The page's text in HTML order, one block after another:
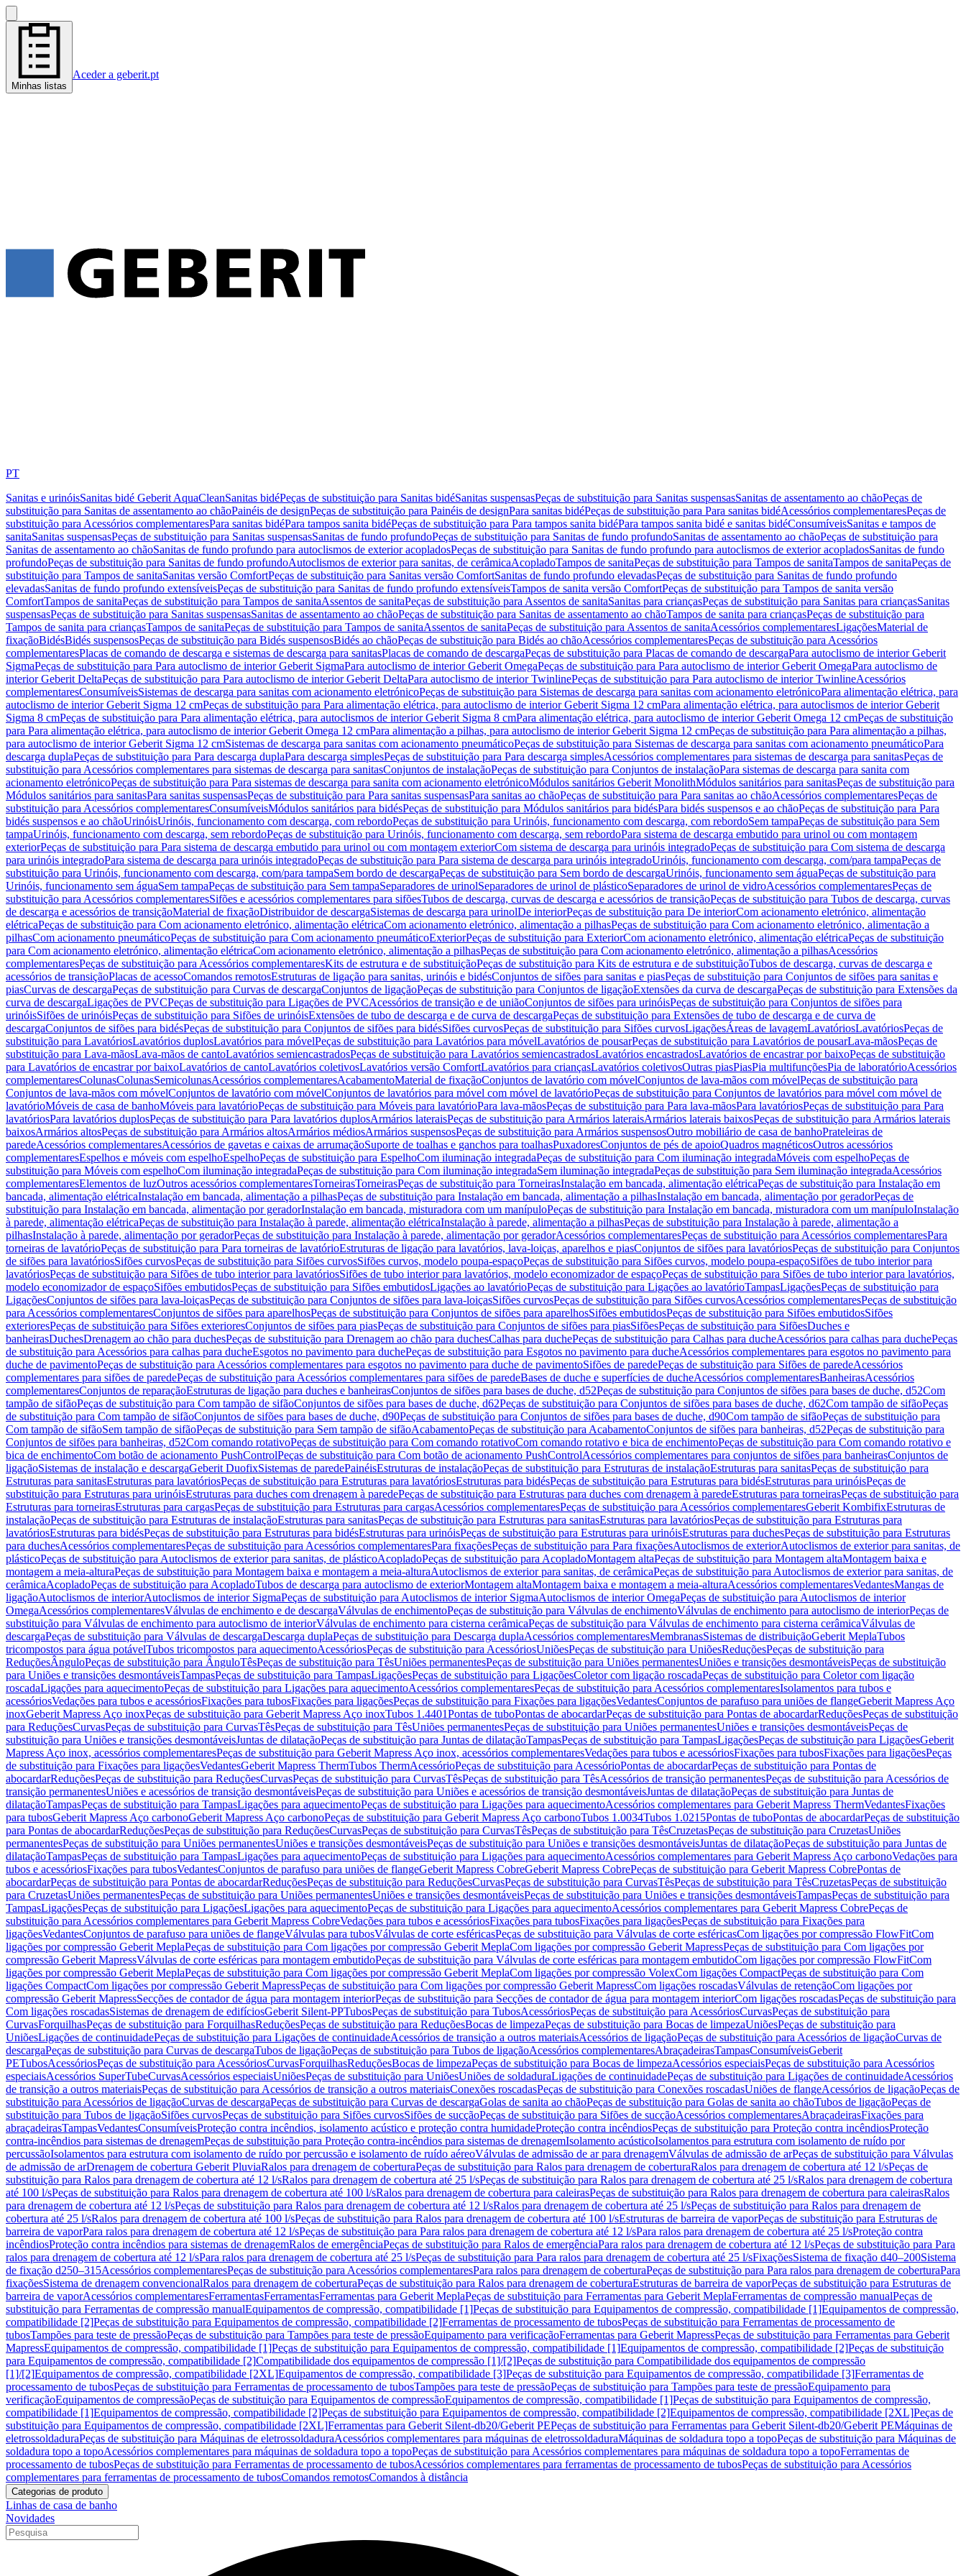
Minhas listas
Aceder a geberit.pt
PT
Sanitas e urinóisSanitas bidé Geberit AquaCleanSanitas bidéPeças de substituição para Sanitas bidéSanitas suspensasPeças de substituição para Sanitas suspensasSanitas de assentamento ao chãoPeças de
substituição para Sanitas de assentamento ao chãoPainéis de designPeças de substituição para Painéis de designPara sanitas bidéPeças de substituição para Para sanitas bidéAcessórios complementaresPeças de
substituição para Acessórios complementaresPara sanitas bidéPara tampos sanita bidéPeças de substituição para Para tampos sanita bidéPara tampos sanita bidé e sanitas bidéConsumíveisSanitas e tampos de
sanitaSanitas suspensasPeças de substituição para Sanitas suspensasSanitas de fundo profundoPeças de substituição para Sanitas de fundo profundoSanitas de assentamento ao chãoPeças de substituição para
Sanitas de assentamento ao chãoSanitas de fundo profundo para autoclismos de exterior acopladosPeças de substituição para Sanitas de fundo profundo para autoclismos de exterior acopladosSanitas de fundo
profundoPeças de substituição para Sanitas de fundo profundoAutoclismos de exterior para sanitas, de cerâmicaAcopladoTampos de sanitaPeças de substituição para Tampos de sanitaTampos de sanitaPeças de
substituição para Tampos de sanitaSanitas versão ComfortPeças de substituição para Sanitas versão ComfortSanitas de fundo profundo elevadasPeças de substituição para Sanitas de fundo profundo
elevadasSanitas de fundo profundo extensíveisPeças de substituição para Sanitas de fundo profundo extensíveisTampos de sanita versão ComfortPeças de substituição para Tampos de sanita versão
ComfortTampos de sanitaPeças de substituição para Tampos de sanitaAssentos de sanitaPeças de substituição para Assentos de sanitaSanitas para criançasPeças de substituição para Sanitas para criançasSanitas
suspensasPeças de substituição para Sanitas suspensasSanitas de assentamento ao chãoPeças de substituição para Sanitas de assentamento ao chãoTampos de sanita para criançasPeças de substituição para
Tampos de sanita para criançasTampos de sanitaPeças de substituição para Tampos de sanitaAssentos de sanitaPeças de substituição para Assentos de sanitaAcessórios complementaresLigaçõesMaterial de
fixaçãoBidésBidés suspensosPeças de substituição para Bidés suspensosBidés ao chãoPeças de substituição para Bidés ao chãoAcessórios complementaresPeças de substituição para Acessórios
complementaresPlacas de comando de descarga e sistemas de descarga para sanitasPlacas de comando de descargaPeças de substituição para Placas de comando de descargaPara autoclismo de interior Geberit
SigmaPeças de substituição para Para autoclismo de interior Geberit SigmaPara autoclismo de interior Geberit OmegaPeças de substituição para Para autoclismo de interior Geberit OmegaPara autoclismo de
interior Geberit DeltaPeças de substituição para Para autoclismo de interior Geberit DeltaPara autoclismo de interior TwinlinePeças de substituição para Para autoclismo de interior TwinlineAcessórios
complementaresConsumíveisSistemas de descarga para sanitas com acionamento eletrónicoPeças de substituição para Sistemas de descarga para sanitas com acionamento eletrónicoPara alimentação elétrica, para
autoclismo de interior Geberit Sigma 12 cmPeças de substituição para Para alimentação elétrica, para autoclismo de interior Geberit Sigma 12 cmPara alimentação elétrica, para autoclismos de interior Geberit
Sigma 8 cmPeças de substituição para Para alimentação elétrica, para autoclismos de interior Geberit Sigma 8 cmPara alimentação elétrica, para autoclismo de interior Geberit Omega 12 cmPeças de substituição
para Para alimentação elétrica, para autoclismo de interior Geberit Omega 12 cmPara alimentação a pilhas, para autoclismo de interior Geberit Sigma 12 cmPeças de substituição para Para alimentação a pilhas,
para autoclismo de interior Geberit Sigma 12 cmSistemas de descarga para sanitas com acionamento pneumáticoPeças de substituição para Sistemas de descarga para sanitas com acionamento pneumáticoPara
descarga duplaPeças de substituição para Para descarga duplaPara descarga simplesPeças de substituição para Para descarga simplesAcessórios complementares para sistemas de descarga para sanitasPeças de
substituição para Acessórios complementares para sistemas de descarga para sanitasConjuntos de instalaçãoPeças de substituição para Conjuntos de instalaçãoPara sistemas de descarga para sanita com
acionamento eletrónicoPeças de substituição para Para sistemas de descarga para sanita com acionamento eletrónicoMódulos sanitários Geberit MonolithMódulos sanitários para sanitasPeças de substituição para
Módulos sanitários para sanitasPara sanitas suspensasPeças de substituição para Para sanitas suspensasPara sanitas ao chãoPeças de substituição para Para sanitas ao chãoAcessórios complementaresPeças de
substituição para Acessórios complementaresConsumíveisMódulos sanitários para bidésPeças de substituição para Módulos sanitários para bidésPara bidés suspensos e ao chãoPeças de substituição para Para
bidés suspensos e ao chãoUrinóisUrinóis, funcionamento com descarga, com rebordoPeças de substituição para Urinóis, funcionamento com descarga, com rebordoSem tampaPeças de substituição para Sem
tampaUrinóis, funcionamento com descarga, sem rebordoPeças de substituição para Urinóis, funcionamento com descarga, sem rebordoPara sistema de descarga embutido para urinol ou com montagem
exteriorPeças de substituição para Para sistema de descarga embutido para urinol ou com montagem exteriorCom sistema de descarga para urinóis integradoPeças de substituição para Com sistema de descarga
para urinóis integradoPara sistema de descarga para urinóis integradoPeças de substituição para Para sistema de descarga para urinóis integradoUrinóis, funcionamento com descarga, com/para tampaPeças de
substituição para Urinóis, funcionamento com descarga, com/para tampaSem bordo de descargaPeças de substituição para Sem bordo de descargaUrinóis, funcionamento sem águaPeças de substituição para
Urinóis, funcionamento sem águaSem tampaPeças de substituição para Sem tampaSeparadores de urinolSeparadores de urinol de plásticoSeparadores de urinol de vidroAcessórios complementaresPeças de
substituição para Acessórios complementaresSifões e acessórios complementares para sifõesTubos de descarga, curvas de descarga e acessórios de transiçãoPeças de substituição para Tubos de descarga, curvas
de descarga e acessórios de transiçãoMaterial de fixaçãoDistribuidor de descargaSistemas de descarga para urinolDe interiorPeças de substituição para De interiorCom acionamento eletrónico, alimentação
elétricaPeças de substituição para Com acionamento eletrónico, alimentação elétricaCom acionamento eletrónico, alimentação a pilhasPeças de substituição para Com acionamento eletrónico, alimentação a
pilhasCom acionamento pneumáticoPeças de substituição para Com acionamento pneumáticoExteriorPeças de substituição para ExteriorCom acionamento eletrónico, alimentação elétricaPeças de substituição
para Com acionamento eletrónico, alimentação elétricaCom acionamento eletrónico, alimentação a pilhasPeças de substituição para Com acionamento eletrónico, alimentação a pilhasAcessórios
complementaresPeças de substituição para Acessórios complementaresKits de estrutura e de substituiçãoPeças de substituição para Kits de estrutura e de substituiçãoTubos de descarga, curvas de descarga e
acessórios de transiçãoPlacas de acessoComandos remotosEstruturas de ligação para sanitas, urinóis e bidésConjuntos de sifões para sanitas e piasPeças de substituição para Conjuntos de sifões para sanitas e
piasCurvas de descargaPeças de substituição para Curvas de descargaConjuntos de ligaçãoPeças de substituição para Conjuntos de ligaçãoExtensões da curva de descargaPeças de substituição para Extensões da
curva de descargaLigações de PVCPeças de substituição para Ligações de PVCAcessórios de transição e de uniãoConjuntos de sifões para urinóisPeças de substituição para Conjuntos de sifões para
urinóisSifões de urinóisPeças de substituição para Sifões de urinóisExtensões de tubo de descarga e de curva de descargaPeças de substituição para Extensões de tubo de descarga e de curva de
descargaConjuntos de sifões para bidésPeças de substituição para Conjuntos de sifões para bidésSifões curvosPeças de substituição para Sifões curvosLigaçõesÁreas de lavagemLavatóriosLavatóriosPeças de
substituição para LavatóriosLavatórios duplosLavatórios para móvelPeças de substituição para Lavatórios para móvelLavatórios de pousarPeças de substituição para Lavatórios de pousarLava-mãosPeças de
substituição para Lava-mãosLava-mãos de cantoLavatórios semiencastradosPeças de substituição para Lavatórios semiencastradosLavatórios encastradosLavatórios de encastrar por baixoPeças de substituição
para Lavatórios de encastrar por baixoLavatórios de cantoLavatórios coletivosLavatórios versão ComfortLavatórios para criançasLavatórios coletivosOutras piasPiasPia multifunçõesPia de laboratórioAcessórios
complementaresColunasColunasSemicolunasAcessórios complementaresAcabamentoMaterial de fixaçãoConjuntos de lavatório com móvelConjuntos de lava-mãos com móvelPeças de substituição para
Conjuntos de lava-mãos com móvelConjuntos de lavatório com móvelConjuntos de lavatórios para móvel com móvel de lavatórioPeças de substituição para Conjuntos de lavatórios para móvel com móvel de
lavatórioMóveis de casa de banhoMóveis para lavatórioPeças de substituição para Móveis para lavatórioPara lava-mãosPeças de substituição para Para lava-mãosPara lavatóriosPeças de substituição para Para
lavatóriosPara lavatórios duplosPeças de substituição para Para lavatórios duplosArmários lateraisPeças de substituição para Armários lateraisArmários laterais baixosPeças de substituição para Armários laterais
baixosArmários altosPeças de substituição para Armários altosArmários médiosArmários suspensosPeças de substituição para Armários suspensosOutro mobiliário de casa de banhoPrateleiras de
paredeAcessórios complementaresAcessórios de gavetas e caixas de arrumaçãoSuporte de toalhas e ganchos para toalhasPuxadoresConjuntos de pés de apoioQuadros magnéticosOutros acessórios
complementaresEspelhos e móveis com espelhoEspelhoPeças de substituição para EspelhoCom iluminação integradaPeças de substituição para Com iluminação integradaMóveis com espelhoPeças de
substituição para Móveis com espelhoCom iluminação integradaPeças de substituição para Com iluminação integradaSem iluminação integradaPeças de substituição para Sem iluminação integradaAcessórios
complementaresElementos de luzOutros acessórios complementaresTorneirasTorneirasPeças de substituição para TorneirasInstalação em bancada, alimentação elétricaPeças de substituição para Instalação em
bancada, alimentação elétricaInstalação em bancada, alimentação a pilhasPeças de substituição para Instalação em bancada, alimentação a pilhasInstalação em bancada, alimentação por geradorPeças de
substituição para Instalação em bancada, alimentação por geradorInstalação em bancada, misturadora com um manípuloPeças de substituição para Instalação em bancada, misturadora com um manípuloInstalação
à parede, alimentação elétricaPeças de substituição para Instalação à parede, alimentação elétricaInstalação à parede, alimentação a pilhasPeças de substituição para Instalação à parede, alimentação a
pilhasInstalação à parede, alimentação por geradorPeças de substituição para Instalação à parede, alimentação por geradorAcessórios complementaresPeças de substituição para Acessórios complementaresPara
torneiras de lavatórioPeças de substituição para Para torneiras de lavatórioEstruturas de ligação para lavatórios, lava-loiças, aparelhos e piasConjuntos de sifões para lavatóriosPeças de substituição para Conjuntos
de sifões para lavatóriosSifões curvosPeças de substituição para Sifões curvosSifões curvos, modelo poupa-espaçoPeças de substituição para Sifões curvos, modelo poupa-espaçoSifões de tubo interior para
lavatóriosPeças de substituição para Sifões de tubo interior para lavatóriosSifões de tubo interior para lavatórios, modelo economizador de espaçoPeças de substituição para Sifões de tubo interior para lavatórios,
modelo economizador de espaçoSifões embutidosPeças de substituição para Sifões embutidosLigações ao lavatórioPeças de substituição para Ligações ao lavatórioTampasLigaçõesPeças de substituição para
LigaçõesConjuntos de sifões para lava-loiçasPeças de substituição para Conjuntos de sifões para lava-loiçasSifões curvosPeças de substituição para Sifões curvosAcessórios complementaresPeças de substituição
para Acessórios complementaresConjuntos de sifões para aparelhosPeças de substituição para Conjuntos de sifões para aparelhosSifões embutidosPeças de substituição para Sifões embutidosSifões
exterioresPeças de substituição para Sifões exterioresConjuntos de sifões para piasPeças de substituição para Conjuntos de sifões para piasSifõesPeças de substituição para SifõesDuches e
banheirasDuchesDrenagem ao chão para duchesPeças de substituição para Drenagem ao chão para duchesCalhas para duchePeças de substituição para Calhas para ducheAcessórios para calhas para duchePeças
de substituição para Acessórios para calhas para ducheEsgotos no pavimento para duchePeças de substituição para Esgotos no pavimento para ducheAcessórios complementares para esgotos no pavimento para
duche de pavimentoPeças de substituição para Acessórios complementares para esgotos no pavimento para duche de pavimentoSifões de paredePeças de substituição para Sifões de paredeAcessórios
complementares para sifões de paredePeças de substituição para Acessórios complementares para sifões de paredeBases de duche e superfícies de ducheAcessórios complementaresBanheirasAcessórios
complementaresConjuntos de reparaçãoEstruturas de ligação para duches e banheirasConjuntos de sifões para bases de duche, d52Peças de substituição para Conjuntos de sifões para bases de duche, d52Com
tampão de sifãoPeças de substituição para Com tampão de sifãoConjuntos de sifões para bases de duche, d62Peças de substituição para Conjuntos de sifões para bases de duche, d62Com tampão de sifãoPeças
de substituição para Com tampão de sifãoConjuntos de sifões para bases de duche, d90Peças de substituição para Conjuntos de sifões para bases de duche, d90Com tampão de sifãoPeças de substituição para
Com tampão de sifãoSem tampão de sifãoPeças de substituição para Sem tampão de sifãoAcabamentoPeças de substituição para AcabamentoConjuntos de sifões para banheiras, d52Peças de substituição para
Conjuntos de sifões para banheiras, d52Com comando rotativoPeças de substituição para Com comando rotativoCom comando rotativo e bica de enchimentoPeças de substituição para Com comando rotativo e
bica de enchimentoCom botão de acionamento PushControlPeças de substituição para Com botão de acionamento PushControlAcessórios complementares para conjuntos de sifões para banheirasConjuntos de
ligaçãoSistemas de instalação e descargaGeberit DuofixSistemas de paredePainéisEstruturas de instalaçãoPeças de substituição para Estruturas de instalaçãoEstruturas para sanitasPeças de substituição para
Estruturas para sanitasEstruturas para lavatóriosPeças de substituição para Estruturas para lavatóriosEstruturas para bidésPeças de substituição para Estruturas para bidésEstruturas para urinóisPeças de
substituição para Estruturas para urinóisEstruturas para duches com drenagem à paredePeças de substituição para Estruturas para duches com drenagem à paredeEstruturas para torneirasPeças de substituição para
Estruturas para torneirasEstruturas para cargasPeças de substituição para Estruturas para cargasAcessórios complementaresPeças de substituição para Acessórios complementaresGeberit KombifixEstruturas de
instalaçãoPeças de substituição para Estruturas de instalaçãoEstruturas para sanitasPeças de substituição para Estruturas para sanitasEstruturas para lavatóriosPeças de substituição para Estruturas para
lavatóriosEstruturas para bidésPeças de substituição para Estruturas para bidésEstruturas para urinóisPeças de substituição para Estruturas para urinóisEstruturas para duchesPeças de substituição para Estruturas
para duchesAcessórios complementaresPeças de substituição para Acessórios complementaresPara fixaçõesPeças de substituição para Para fixaçõesAutoclismos de exteriorAutoclismos de exterior para sanitas, de
plásticoPeças de substituição para Autoclismos de exterior para sanitas, de plásticoAcopladoPeças de substituição para AcopladoMontagem altaPeças de substituição para Montagem altaMontagem baixa e
montagem a meia-alturaPeças de substituição para Montagem baixa e montagem a meia-alturaAutoclismos de exterior para sanitas, de cerâmicaPeças de substituição para Autoclismos de exterior para sanitas, de
cerâmicaAcopladoPeças de substituição para AcopladoTubos de descarga para autoclismo de exteriorMontagem altaMontagem baixa e montagem a meia-alturaAcessórios complementaresVedantesMangas de
ligaçãoAutoclismos de interiorAutoclismos de interior SigmaPeças de substituição para Autoclismos de interior SigmaAutoclismos de interior OmegaPeças de substituição para Autoclismos de interior
OmegaAcessórios complementaresVálvulas de enchimento e de descargaVálvulas de enchimentoPeças de substituição para Válvulas de enchimentoVálvulas de enchimento para autoclismo de interiorPeças de
substituição para Válvulas de enchimento para autoclismo de interiorVálvulas de enchimento para cisterna cerâmicaPeças de substituição para Válvulas de enchimento para cisterna cerâmicaVálvulas de
descargaPeças de substituição para Válvulas de descargaDescarga duplaPeças de substituição para Descarga duplaAcessórios complementaresMembranasSistemas de distribuiçãoGeberit MeplaTubos
tricompostos para água potávelTubos tricompostos para aquecimentoAcessóriosPeças de substituição para AcessóriosUniõesPeças de substituição para UniõesReduçõesPeças de substituição para
ReduçõesÂnguloPeças de substituição para ÂnguloTêsPeças de substituição para TêsUniões permanentesPeças de substituição para Uniões permanentesUniões e transições desmontáveisPeças de substituição
para Uniões e transições desmontáveisTampasPeças de substituição para TampasLigaçõesPeças de substituição para LigaçõesColetor com ligação roscadaPeças de substituição para Coletor com ligação
roscadaLigações para aquecimentoPeças de substituição para Ligações para aquecimentoAcessórios complementaresPeças de substituição para Acessórios complementaresIsolamentos para tubos e
acessóriosVedações para tubos e acessóriosFixações para tubosFixações para ligaçõesPeças de substituição para Fixações para ligaçõesVedantesConjuntos de parafuso para uniões de flangeGeberit Mapress Aço
inoxGeberit Mapress Aço inoxPeças de substituição para Geberit Mapress Aço inoxTubos 1.4401Pontas de tuboPontas de abocardarPeças de substituição para Pontas de abocardarReduçõesPeças de substituição
para ReduçõesCurvasPeças de substituição para CurvasTêsPeças de substituição para TêsUniões permanentesPeças de substituição para Uniões permanentesUniões e transições desmontáveisPeças de
substituição para Uniões e transições desmontáveisJuntas de dilataçãoPeças de substituição para Juntas de dilataçãoTampasPeças de substituição para TampasLigaçõesPeças de substituição para LigaçõesGeberit
Mapress Aço inox, acessórios complementaresPeças de substituição para Geberit Mapress Aço inox, acessórios complementaresVedações para tubos e acessóriosFixações para tubosFixações para ligaçõesPeças
de substituição para Fixações para ligaçõesVedantesGeberit Mapress ThermTubos ThermAcessórioPeças de substituição para AcessórioPontas de abocardarPeças de substituição para Pontas de
abocardarReduçõesPeças de substituição para ReduçõesCurvasPeças de substituição para CurvasTêsPeças de substituição para TêsAcessórios de transição permanentesPeças de substituição para Acessórios de
transição permanentesUniões e acessórios de transição desmontáveisPeças de substituição para Uniões e acessórios de transição desmontáveisJuntas de dilataçãoPeças de substituição para Juntas de
dilataçãoTampasPeças de substituição para TampasLigações para aquecimentoPeças de substituição para Ligações para aquecimentoAcessórios complementares para Geberit Mapress ThermVedantesFixações
para tubosGeberit Mapress Aço carbonoGeberit Mapress Aço carbonoPeças de substituição para Geberit Mapress Aço carbonoTubos 1.0034Tubos 1.0215Pontas de tuboPontas de abocardarPeças de substituição
para Pontas de abocardarReduçõesPeças de substituição para ReduçõesCurvasPeças de substituição para CurvasTêsPeças de substituição para TêsCruzetasPeças de substituição para CruzetasUniões
permanentesPeças de substituição para Uniões permanentesUniões e transições desmontáveisPeças de substituição para Uniões e transições desmontáveisJuntas de dilataçãoPeças de substituição para Juntas de
dilataçãoTampasPeças de substituição para TampasLigações para aquecimentoPeças de substituição para Ligações para aquecimentoAcessórios complementares para Geberit Mapress Aço carbonoVedações para
tubos e acessóriosFixações para tubosVedantesConjuntos de parafuso para uniões de flangeGeberit Mapress CobreGeberit Mapress CobrePeças de substituição para Geberit Mapress CobrePontas de
abocardarPeças de substituição para Pontas de abocardarReduçõesPeças de substituição para ReduçõesCurvasPeças de substituição para CurvasTêsPeças de substituição para TêsCruzetasPeças de substituição
para CruzetasUniões permanentesPeças de substituição para Uniões permanentesUniões e transições desmontáveisPeças de substituição para Uniões e transições desmontáveisTampasPeças de substituição para
TampasLigaçõesPeças de substituição para LigaçõesLigações para aquecimentoPeças de substituição para Ligações para aquecimentoAcessórios complementares para Geberit Mapress CobrePeças de
substituição para Acessórios complementares para Geberit Mapress CobreVedações para tubos e acessóriosFixações para tubosFixações para ligaçõesPeças de substituição para Fixações para
ligaçõesVedantesConjuntos de parafuso para uniões de flangeVálvulas para tubosVálvulas de corte esféricasPeças de substituição para Válvulas de corte esféricasCom ligações por compressão FlowFitCom
ligações por compressão Geberit MeplaPeças de substituição para Com ligações por compressão Geberit MeplaCom ligações por compressão Geberit MapressPeças de substituição para Com ligações por
compressão Geberit MapressVálvulas de corte esféricas para montagem embutidoPeças de substituição para Válvulas de corte esféricas para montagem embutidoCom ligações por compressão FlowFitCom
ligações por compressão Geberit MeplaPeças de substituição para Com ligações por compressão Geberit MeplaCom ligações por compressão VolexCom ligações CompactPeças de substituição para Com
ligações CompactCom ligações por compressão Geberit MapressPeças de substituição para Com ligações por compressão Geberit MapressCom ligações roscadasVálvulas de retençãoCom ligações por
compressão Geberit MapressSecções de contador de água para montagem interiorPeças de substituição para Secções de contador de água para montagem interiorCom ligações roscadasPeças de substituição para
Com ligações roscadasSistemas de drenagem de edifíciosGeberit Silent-PPTubosPeças de substituição para TubosAcessóriosPeças de substituição para AcessóriosCurvasPeças de substituição para
CurvasForquilhasPeças de substituição para ForquilhasReduçõesPeças de substituição para ReduçõesBocas de limpezaPeças de substituição para Bocas de limpezaUniõesPeças de substituição para
UniõesLigações de continuidadePeças de substituição para Ligações de continuidadeAcessórios de transição a outros materiaisAcessórios de ligaçãoPeças de substituição para Acessórios de ligaçãoCurvas de
descargaPeças de substituição para Curvas de descargaTubos de ligaçãoPeças de substituição para Tubos de ligaçãoAcessórios complementaresAbraçadeirasTampasConsumíveisGeberit
PETubosAcessóriosPeças de substituição para AcessóriosCurvasForquilhasReduçõesBocas de limpezaPeças de substituição para Bocas de limpezaAcessórios especiaisPeças de substituição para Acessórios
especiaisAcessórios SuperTubeCurvasAcessórios especiaisUniõesPeças de substituição para UniõesUniões de soldaduraLigações de continuidadePeças de substituição para Ligações de continuidadeAcessórios
de transição a outros materiaisPeças de substituição para Acessórios de transição a outros materiaisConexões roscadasPeças de substituição para Conexões roscadasUniões de flangeAcessórios de ligaçãoPeças de
substituição para Acessórios de ligaçãoCurvas de descargaPeças de substituição para Curvas de descargaGolas de sanita ao chãoPeças de substituição para Golas de sanita ao chãoTubos de ligaçãoPeças de
substituição para Tubos de ligaçãoSifões curvosPeças de substituição para Sifões curvosSifões de sucçãoPeças de substituição para Sifões de sucçãoAcessórios complementaresAbraçadeirasFixações para
abraçadeirasTampasVedantesConsumíveisProteção contra incêndios, isolamento acústico e proteção contra humidadeProteção contra incêndiosPeças de substituição para Proteção contra incêndiosProteção
contra-incêndios para sistemas de drenagemPeças de substituição para Proteção contra-incêndios para sistemas de drenagemIsolamento acústicoIsolamentos para estrutura com isolamento de ruído por
percussãoIsolamentos para estrutura com isolamento de ruído por percussão e isolamento de ruído aéreoVálvulas de admissão de ar para drenagemVálvulas de admissão de arPeças de substituição para Válvulas
de admissão de arDrenagem de cobertura Geberit PluviaRalos para drenagem de coberturaPeças de substituição para Ralos para drenagem de coberturaRalos para drenagem de cobertura até 12 l/sPeças de
substituição para Ralos para drenagem de cobertura até 12 l/sRalos para drenagem de cobertura até 25 l/sPeças de substituição para Ralos para drenagem de cobertura até 25 l/sRalos para drenagem de cobertura
até 100 l/sPeças de substituição para Ralos para drenagem de cobertura até 100 l/sRalos para drenagem de cobertura para caleirasPeças de substituição para Ralos para drenagem de cobertura para caleirasRalos
para drenagem de cobertura até 12 l/sPeças de substituição para Ralos para drenagem de cobertura até 12 l/sRalos para drenagem de cobertura até 25 l/sPeças de substituição para Ralos para drenagem de
cobertura até 25 l/sRalos para drenagem de cobertura até 100 l/sPeças de substituição para Ralos para drenagem de cobertura até 100 l/sEstruturas de barreira de vaporPeças de substituição para Estruturas de
barreira de vaporPara ralos para drenagem de cobertura até 12 l/sPeças de substituição para Para ralos para drenagem de cobertura até 12 l/sPara ralos para drenagem de cobertura até 25 l/sProteção contra
incêndiosProteção contra incêndios para sistemas de drenagemRalos de emergênciaPeças de substituição para Ralos de emergênciaPara ralos para drenagem de cobertura até 12 l/sPeças de substituição para Para
ralos para drenagem de cobertura até 12 l/sPara ralos para drenagem de cobertura até 25 l/sPeças de substituição para Para ralos para drenagem de cobertura até 25 l/sFixaçõesSistema de fixação d40–200Sistema
de fixação d250–315Acessórios complementaresPeças de substituição para Acessórios complementaresPara ralos para drenagem de coberturaPeças de substituição para Para ralos para drenagem de coberturaPara
fixaçõesSistema de drenagem convencionalRalos para drenagem de coberturaPeças de substituição para Ralos para drenagem de coberturaEstruturas de barreira de vaporPeças de substituição para Estruturas de
barreira de vaporAcessórios complementaresFerramentasFerramentasFerramentas para Geberit MeplaPeças de substituição para Ferramentas para Geberit MeplaFerramentas de compressão manualPeças de
substituição para Ferramentas de compressão manualEquipamentos de compressão, compatibilidade [1]Peças de substituição para Equipamentos de compressão, compatibilidade [1]Equipamentos de compressão,
compatibilidade [2]Peças de substituição para Equipamentos de compressão, compatibilidade [2]Ferramentas de processamento de tubosPeças de substituição para Ferramentas de processamento de
tubosTampões para teste de pressãoPeças de substituição para Tampões para teste de pressãoEquipamento para verificaçãoFerramentas para Geberit MapressPeças de substituição para Ferramentas para Geberit
MapressEquipamentos de compressão, compatibilidade [1]Peças de substituição para Equipamentos de compressão, compatibilidade [1]Equipamentos de compressão, compatibilidade [2]Peças de substituição
para Equipamentos de compressão, compatibilidade [2]Compatibilidade dos equipamentos de compressão [1]/[2]Peças de substituição para Compatibilidade dos equipamentos de compressão
[1]/[2]Equipamentos de compressão, compatibilidade [2XL]Equipamentos de compressão, compatibilidade [3]Peças de substituição para Equipamentos de compressão, compatibilidade [3]Ferramentas de
processamento de tubosPeças de substituição para Ferramentas de processamento de tubosTampões para teste de pressãoPeças de substituição para Tampões para teste de pressãoEquipamento para
verificaçãoEquipamentos de compressãoPeças de substituição para Equipamentos de compressãoEquipamentos de compressão, compatibilidade [1]Peças de substituição para Equipamentos de compressão,
compatibilidade [1]Equipamentos de compressão, compatibilidade [2]Peças de substituição para Equipamentos de compressão, compatibilidade [2]Equipamentos de compressão, compatibilidade [2XL]Peças de
substituição para Equipamentos de compressão, compatibilidade [2XL]Ferramentas para Geberit Silent-db20/Geberit PEPeças de substituição para Ferramentas para Geberit Silent-db20/Geberit PEMáquinas de
eletrossoldaduraPeças de substituição para Máquinas de eletrossoldaduraAcessórios complementares para máquinas de eletrossoldaduraMáquinas de soldadura topo a topoPeças de substituição para Máquinas de
soldadura topo a topoAcessórios complementares para máquinas de soldadura topo a topoPeças de substituição para Acessórios complementares para máquinas de soldadura topo a topoFerramentas de
processamento de tubosPeças de substituição para Ferramentas de processamento de tubosAcessórios complementares para ferramentas de processamento de tubosPeças de substituição para Acessórios
complementares para ferramentas de processamento de tubosComandos remotosComandos à distância
Categorias de produto
Linhas de casa de banho
Novidades